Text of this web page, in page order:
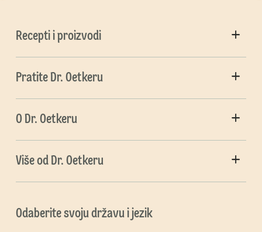
Recepti i proizvodi
Pratite Dr. Oetkeru
O Dr. Oetkeru
Više od Dr. Oetkeru
Odaberite svoju državu i jezik